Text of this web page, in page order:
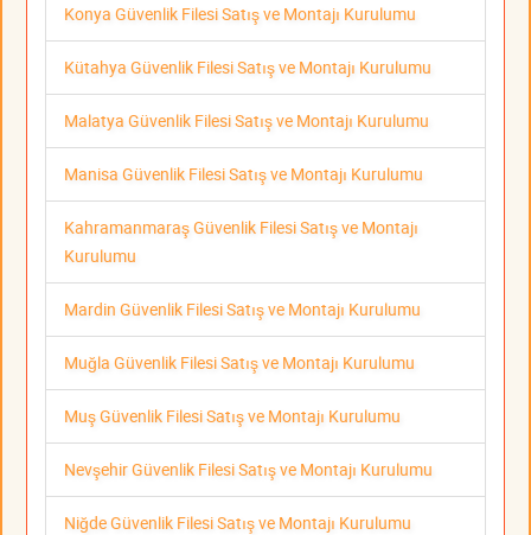
Konya Güvenlik Filesi Satış ve Montajı Kurulumu
Kütahya Güvenlik Filesi Satış ve Montajı Kurulumu
Malatya Güvenlik Filesi Satış ve Montajı Kurulumu
Manisa Güvenlik Filesi Satış ve Montajı Kurulumu
Kahramanmaraş Güvenlik Filesi Satış ve Montajı
Kurulumu
Mardin Güvenlik Filesi Satış ve Montajı Kurulumu
Muğla Güvenlik Filesi Satış ve Montajı Kurulumu
Muş Güvenlik Filesi Satış ve Montajı Kurulumu
Nevşehir Güvenlik Filesi Satış ve Montajı Kurulumu
Niğde Güvenlik Filesi Satış ve Montajı Kurulumu